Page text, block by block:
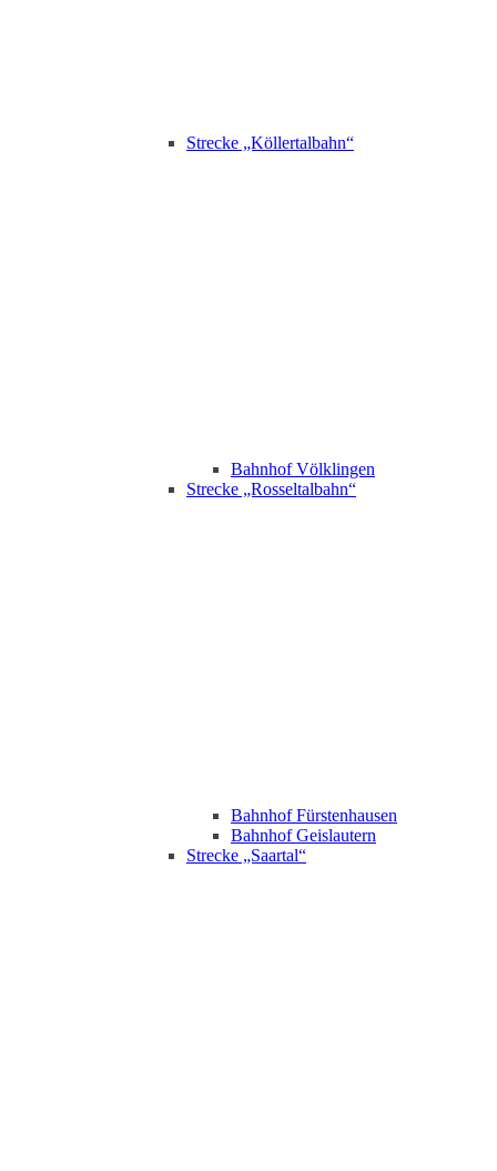
Strecke „Köllertalbahn“
Bahnhof Völklingen
Strecke „Rosseltalbahn“
Bahnhof Fürstenhausen
Bahnhof Geislautern
Strecke „Saartal“